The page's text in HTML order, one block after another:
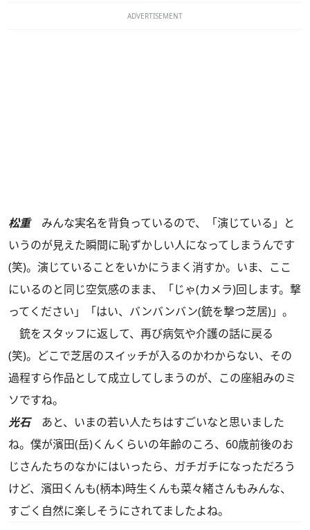
ADVERTISEMENT
松重みんな実名を背負っているので、「演じている」と
いうのが見えた瞬間に恥ずかしい人になってしまうんです
(笑)。演じていることをいかにうまく消すか。いま、ここ
にいるのと同じ空気感のまま、「じゃ(カメラ)回します。撃
ってください」「はい、バンバンバン(銃を撃つ芝居)」。
銃をスタッフに返して、再び病気や介護の話に戻る
(笑)。どこで芝居のスイッチが入るのかわからない、その
過程すら作品として成立してしまうのが、この座組みのミ
ソですね。
光石あと、いまの若い人たちはすごいなと思いました
ね。僕が濱田(岳)くんくらいの年齢のころ、60歳前後のお
じさんたちのなかにはいったら、ガチガチになっただろう
けど、濱田くんも(柄本)時生くんも菜々緒さんもみんな、
すごく自然に楽しそうにされてましたよね。